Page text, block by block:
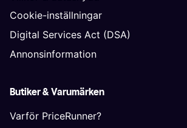
Cookie-inställningar
Digital Services Act (DSA)
Annonsinformation
Butiker & Varumärken
Varför PriceRunner?